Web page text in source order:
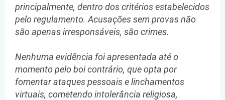
principalmente, dentro dos critérios estabelecidos
pelo regulamento. Acusações sem provas não
são apenas irresponsáveis, são crimes.
Nenhuma evidência foi apresentada até o
momento pelo boi contrário, que opta por
fomentar ataques pessoais e linchamentos
virtuais, cometendo intolerância religiosa,